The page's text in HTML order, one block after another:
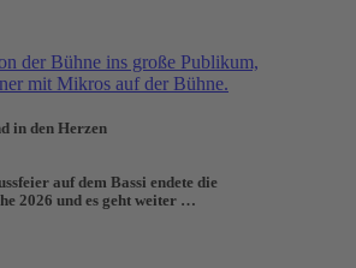
in den Herzen
auf dem Bassi endete die
2026 und es geht weiter …